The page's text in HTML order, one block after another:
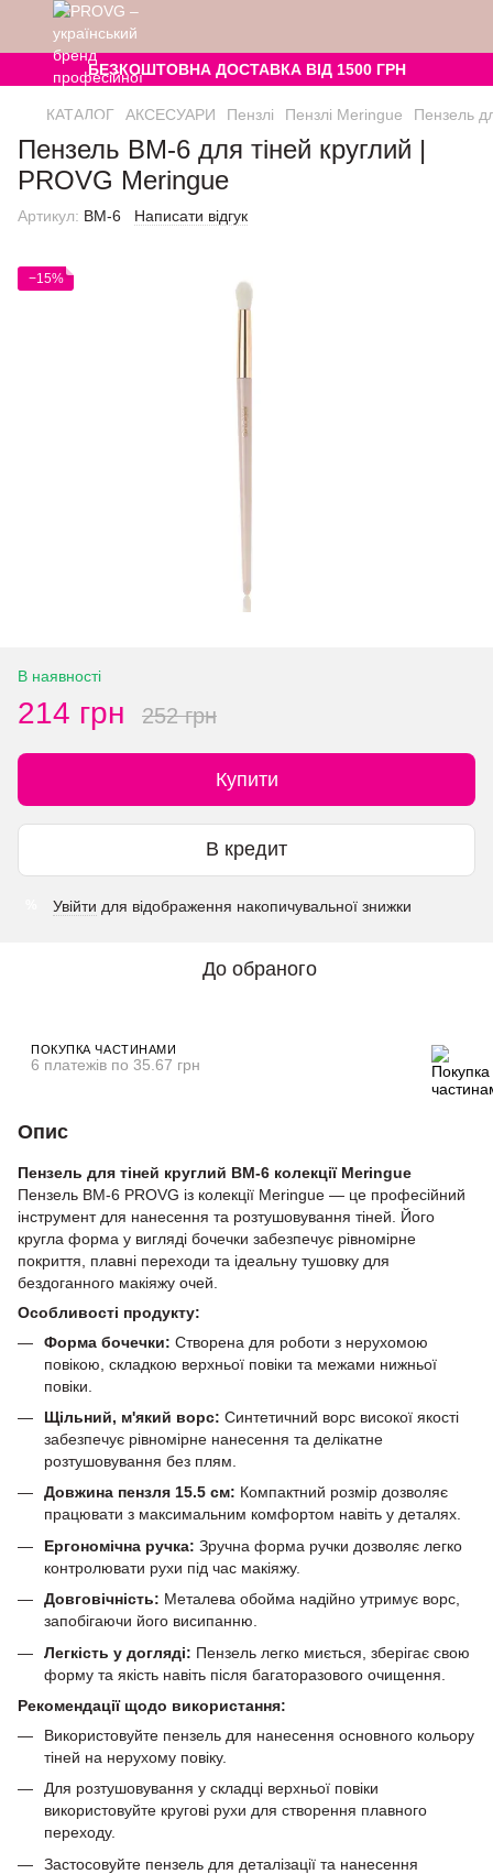
БЕЗКОШТОВНА ДОСТАВКА ВІД 1500 ГРН
КАТАЛОГ АКСЕСУАРИ Пензлі Пензлі Meringue Пензель
Пензель BM-6 для тіней круглий |
PROVG Meringue
Артикул: BM-6 Написати відгук
−15%
В наявності
214 грн 252 грн
Купити
В кредит
Увійти для відображення накопичувальної знижки
До обраного
ПОКУПКА ЧАСТИНАМИ
6 платежів по 35.67 грн
Опис
Пензель для тіней круглий BM-6 колекції Meringue
Пензель BM-6 PROVG із колекції Meringue — це професійний
інструмент для нанесення та розтушовування тіней. Його
кругла форма у вигляді бочечки забезпечує рівномірне
покриття, плавні переходи та ідеальну тушовку для
бездоганного макіяжу очей.
Особливості продукту:
Форма бочечки: Створена для роботи з нерухомою
повікою, складкою верхньої повіки та межами нижньої
повіки.
Щільний, м'який ворс: Синтетичний ворс високої якості
забезпечує рівномірне нанесення та делікатне
розтушовування без плям.
Довжина пензля 15.5 см: Компактний розмір дозволяє
працювати з максимальним комфортом навіть у деталях.
Ергономічна ручка: Зручна форма ручки дозволяє легко
контролювати рухи під час макіяжу.
Довговічність: Металева обойма надійно утримує ворс,
запобігаючи його висипанню.
Легкість у догляді: Пензель легко миється, зберігає свою
форму та якість навіть після багаторазового очищення.
Рекомендації щодо використання:
Використовуйте пензель для нанесення основного кольору
тіней на нерухому повіку.
Для розтушовування у складці верхньої повіки
використовуйте кругові рухи для створення плавного
переходу.
Застосовуйте пензель для деталізації та нанесення